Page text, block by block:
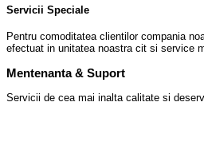
Servicii Speciale
Pentru comoditatea clientilor compania
efectuat in unitatea noastra cit si service
Mentenanta & Suport
Servicii de cea mai inalta calitate si